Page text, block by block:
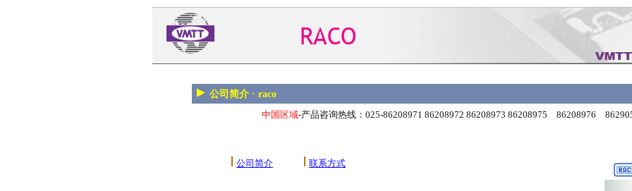
公司简介 · raco
中国区域-产品咨询热线：025-86208971 86208972 86208973 86208975 86208976
公司简介 联系方式